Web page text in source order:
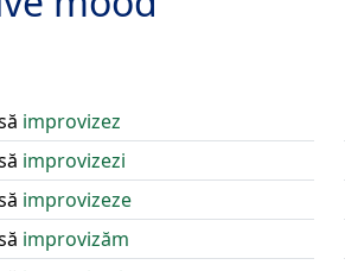
improvizez
improvizezi
improvizeze
improvizăm